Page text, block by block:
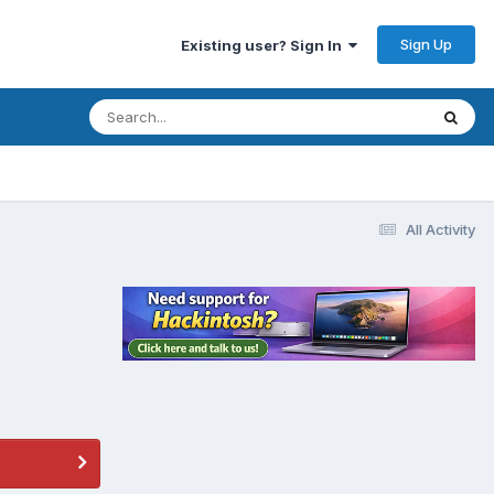
Existing user? Sign In Sign Up
All Activity